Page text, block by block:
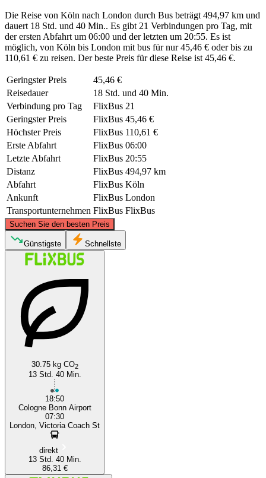
Die Reise von Köln nach London durch Bus beträgt 494,97 km und
dauert 18 Std. und 40 Min.. Es gibt 21 Verbindungen pro Tag, mit
der ersten Abfahrt um 06:00 und der letzten um 20:55. Es ist
möglich, von Köln bis London mit bus für nur 45,46 € oder bis zu
110,61 € zu reisen. Der beste Preis für diese Reise ist 45,46 €.
Geringster Preis
45,46 €
Reisedauer
18 Std. und 40 Min.
Verbindung pro Tag
FlixBus 21
Geringster Preis
FlixBus 45,46 €
Höchster Preis
FlixBus 110,61 €
Erste Abfahrt
FlixBus 06:00
Letzte Abfahrt
FlixBus 20:55
Distanz
FlixBus 494,97 km
Abfahrt
FlixBus Köln
Ankunft
FlixBus London
Transportunternehmen FlixBus FlixBus
Suchen Sie den besten Preis
London
©CARTO
Günstigste Schnellste
30.75 kg CO2
13 Std. 40 Min.
18:50
Cologne Bonn Airport
07:30
London, Victoria Coach St
direkt
13 Std. 40 Min.
86,31 €